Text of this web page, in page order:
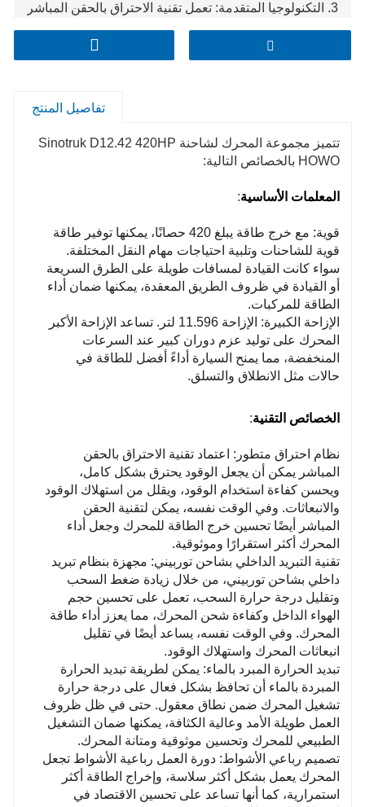
3. التكنولوجيا المتقدمة: تعمل تقنية الاحتراق بالحقن المباشر
استهلاك الوقود ويقلل الانبعاثات. كما يساهم نظام التبريد
الداخلي المزود بشاحن توربيني وتبديد الحرارة المبرد بالماء
المضمنة توازنًا واستقرارًا جيدًا، مما يقلل من الاهتزاز
5. أجزاء عالية الجودة: مكونات المحرك مصنوعة من مواد
عالية الجودة وتم تصنيعها بعمليات متقدمة، مما يضمن
المتانة والموثوقية.
الأداء العام.
7. تطبيق متعدد الاستخدامات: مناسب لسيناريوهات النقل
المختلفة، مما يوفر حلولاً فعالة وموثوقة.
تفاصيل المنتج
تتميز مجموعة المحرك لشاحنة Sinotruk D12.42 420HP
HOWO بالخصائص التالية:
المعلمات الأساسية:
قوية: مع خرج طاقة يبلغ 420 حصانًا، يمكنها توفير طاقة
قوية للشاحنات وتلبية احتياجات مهام النقل المختلفة.
سواء كانت القيادة لمسافات طويلة على الطرق السريعة
أو القيادة في ظروف الطريق المعقدة، يمكنها ضمان أداء
الطاقة للمركبات.
الإزاحة الكبيرة: الإزاحة 11.596 لتر. تساعد الإزاحة الأكبر
المحرك على توليد عزم دوران كبير عند السرعات
المنخفضة، مما يمنح السيارة أداءً أفضل للطاقة في
حالات مثل الانطلاق والتسلق.
الخصائص التقنية:
نظام احتراق متطور: اعتماد تقنية الاحتراق بالحقن
المباشر يمكن أن يجعل الوقود يحترق بشكل كامل،
ويحسن كفاءة استخدام الوقود، ويقلل من استهلاك الوقود
والانبعاثات. وفي الوقت نفسه، يمكن لتقنية الحقن
المباشر أيضًا تحسين خرج الطاقة للمحرك وجعل أداء
المحرك أكثر استقرارًا وموثوقية.
تقنية التبريد الداخلي بشاحن توربيني: مجهزة بنظام تبريد
داخلي بشاحن توربيني، من خلال زيادة ضغط السحب
وتقليل درجة حرارة السحب، تعمل على تحسين حجم
الهواء الداخل وكفاءة شحن المحرك، مما يعزز أداء طاقة
المحرك. وفي الوقت نفسه، يساعد أيضًا في تقليل
انبعاثات المحرك واستهلاك الوقود.
تبديد الحرارة المبرد بالماء: يمكن لطريقة تبديد الحرارة
المبردة بالماء أن تحافظ بشكل فعال على درجة حرارة
تشغيل المحرك ضمن نطاق معقول. حتى في ظل ظروف
العمل طويلة الأمد وعالية الكثافة، يمكنها ضمان التشغيل
الطبيعي للمحرك وتحسين موثوقية ومتانة المحرك.
تصميم رباعي الأشواط: دورة العمل رباعية الأشواط تجعل
المحرك يعمل بشكل أكثر سلاسة، وإخراج الطاقة أكثر
استمرارية، كما أنها تساعد على تحسين الاقتصاد في